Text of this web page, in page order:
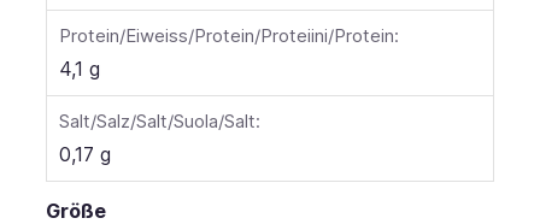
Protein/Eiweiss/Protein/Proteiini/Protein:
4,1 g
Salt/Salz/Salt/Suola/Salt:
0,17 g
Größe